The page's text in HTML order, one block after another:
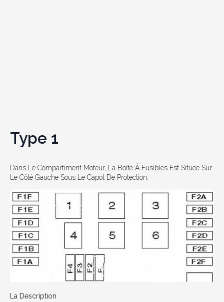
Type 1
Dans Le Compartiment Moteur, La Boîte À Fusibles Est Située Sur
Le Côté Gauche Sous Le Capot De Protection.
La Description